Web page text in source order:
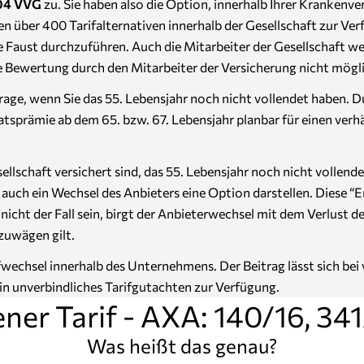
VVG zu. Sie haben also die Option, innerhalb Ihrer
über 400 Tarifalternativen innerhalb der Gesellschaft zur
durchzuführen. Auch die Mitarbeiter der Gesellschaft
Bewertung durch den Mitarbeiter der Versicherung nicht
wenn Sie das 55. Lebensjahr noch nicht vollendet haben.
ab dem 65. bzw. 67. Lebensjahr planbar für einen
versichert sind, das 55. Lebensjahr noch nicht
ein Wechsel des Anbieters eine Option darstellen. Diese
der Fall sein, birgt der Anbieterwechsel mit dem Verlust
gilt.
innerhalb des Unternehmens. Der Beitrag lässt sich
unverbindliches Tarifgutachten zur Verfügung.
Tarif - AXA: 140/16,
Was heißt das genau?